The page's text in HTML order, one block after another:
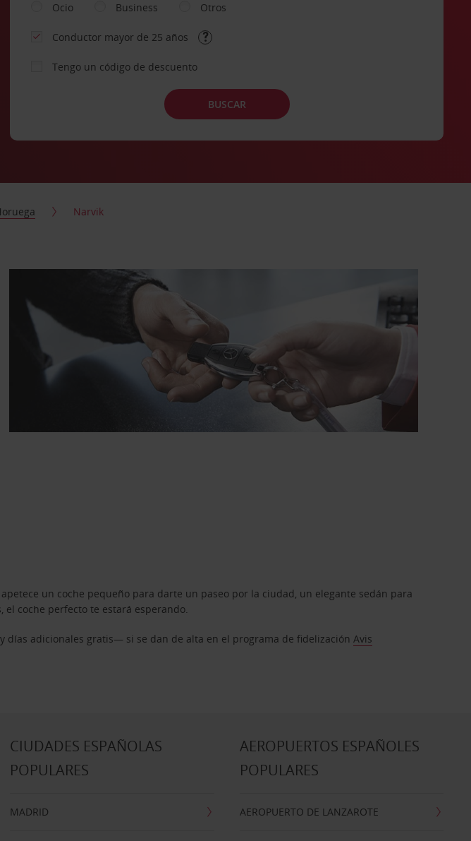
Ocio
Business Otros
Conductor mayor de 25 años
Tengo un código de descuento
BUSCAR
Narvik
un coche pequeño para darte un paseo por la ciudad, un elegante sedán para
coche perfecto te estará esperando.
adicionales gratis— si se dan de alta en el programa de fidelizaciónAvis
CIUDADES ESPAÑOLAS
POPULARES
MADRID
AEROPUERTOS ESPAÑOLES
POPULARES
AEROPUERTO DE LANZAROTE